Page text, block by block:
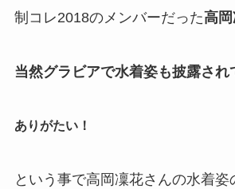
制コレ2018のメンバーだった高岡
当然グラビアで水着姿も披露され
ありがたい！
という事で高岡凜花さんの水着姿